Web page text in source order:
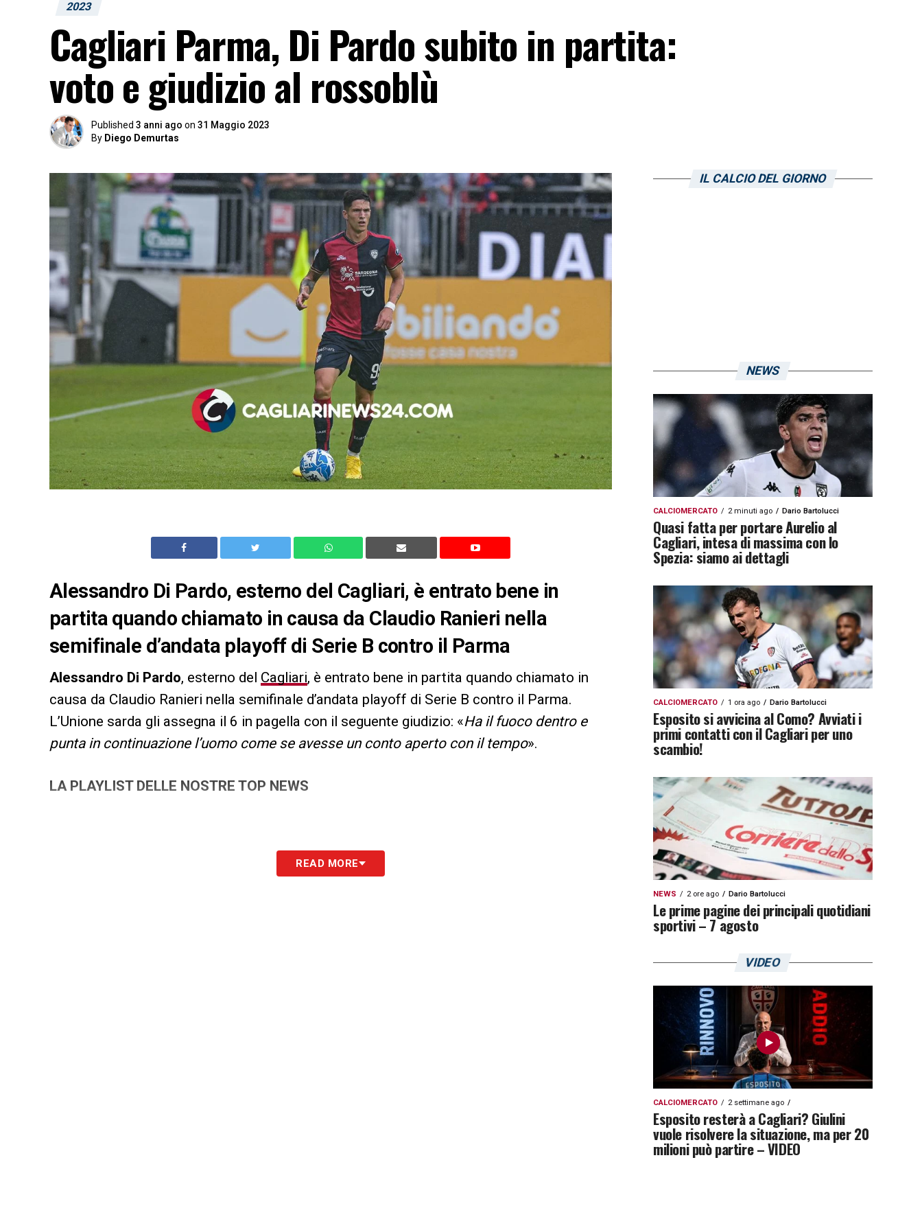
2023
Cagliari Parma, Di Pardo subito in partita:
voto e giudizio al rossoblù
Published 3 anni ago on 31 Maggio 2023
By Diego Demurtas
Alessandro Di Pardo, esterno del Cagliari, è entrato bene in
partita quando chiamato in causa da Claudio Ranieri nella
semifinale d’andata playoff di Serie B contro il Parma
Alessandro Di Pardo, esterno del Cagliari, è entrato bene in partita quando chiamato in
causa da Claudio Ranieri nella semifinale d’andata playoff di Serie B contro il Parma.
L’Unione sarda gli assegna il 6 in pagella con il seguente giudizio: «Ha il fuoco dentro e
punta in continuazione l’uomo come se avesse un conto aperto con il tempo».
LA PLAYLIST DELLE NOSTRE TOP NEWS
READ MORE
IL CALCIO DEL GIORNO
NEWS
CALCIOMERCATO 2 minuti ago Dario Bartolucci
Quasi fatta per portare Aurelio al
Cagliari, intesa di massima con lo
Spezia: siamo ai dettagli
CALCIOMERCATO 1 ora ago Dario Bartolucci
Esposito si avvicina al Como? Avviati i
primi contatti con il Cagliari per uno
scambio!
NEWS 2 ore ago Dario Bartolucci
Le prime pagine dei principali quotidiani
sportivi – 7 agosto
VIDEO
CALCIOMERCATO 2 settimane ago
Esposito resterà a Cagliari? Giulini
vuole risolvere la situazione, ma per 20
milioni può partire – VIDEO